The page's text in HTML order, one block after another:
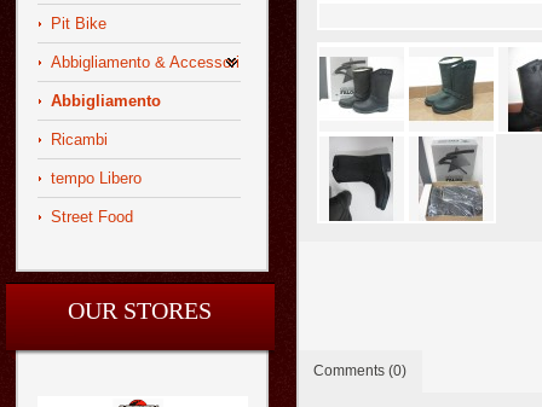
Pit Bike
Abbigliamento & Accessori
Abbigliamento
Ricambi
tempo Libero
Street Food
OUR STORES
Comments (0)